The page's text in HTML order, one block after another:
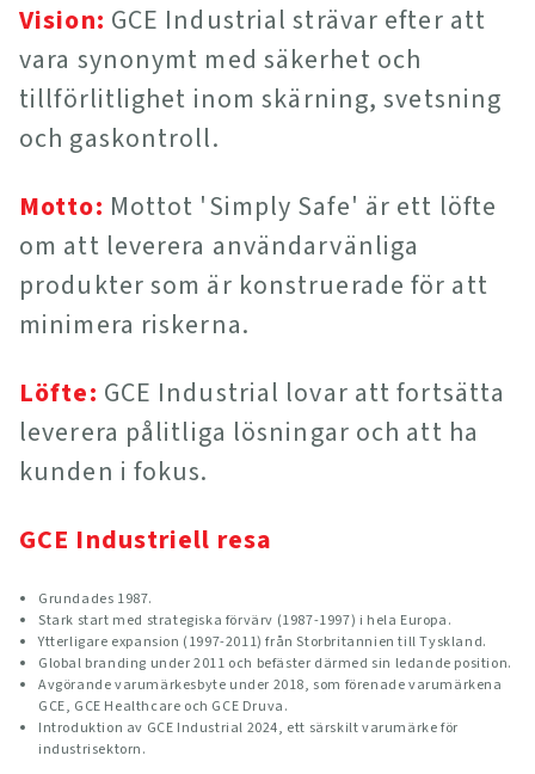
Vision: GCE Industrial strävar efter att
vara synonymt med säkerhet och
tillförlitlighet inom skärning, svetsning
och gaskontroll.
Motto: Mottot 'Simply Safe' är ett löfte
om att leverera användarvänliga
produkter som är konstruerade för att
minimera riskerna.
Löfte: GCE Industrial lovar att fortsätta
leverera pålitliga lösningar och att ha
kunden i fokus.
GCE Industriell resa
Grundades 1987.
Stark start med strategiska förvärv (1987-1997) i hela Europa.
Ytterligare expansion (1997-2011) från Storbritannien till Tyskland.
Global branding under 2011 och befäster därmed sin ledande position.
Avgörande varumärkesbyte under 2018, som förenade varumärkena
GCE, GCE Healthcare och GCE Druva.
Introduktion av GCE Industrial 2024, ett särskilt varumärke för
industrisektorn.